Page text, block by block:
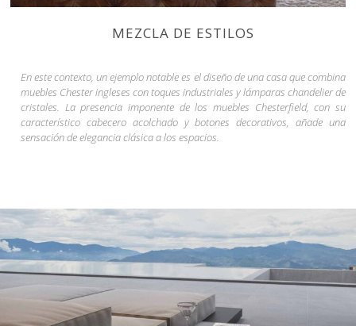
MEZCLA DE ESTILOS
En este contexto, un ejemplo notable es el diseño de una casa que combina
muebles Chester ingleses con toques industriales y lámparas chandelier de
cristales. La presencia imponente de los muebles Chesterfield, con su
característico cabecero acolchado y botones decorativos, añade una
sensación de elegancia clásica a los espacios.